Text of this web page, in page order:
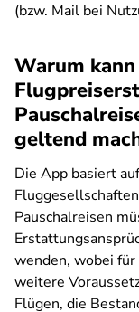
(bzw. Mail bei
Warum
geltend
Die App basiert
Pauschalreisen
wenden, wobei
weitere
Flügen, die